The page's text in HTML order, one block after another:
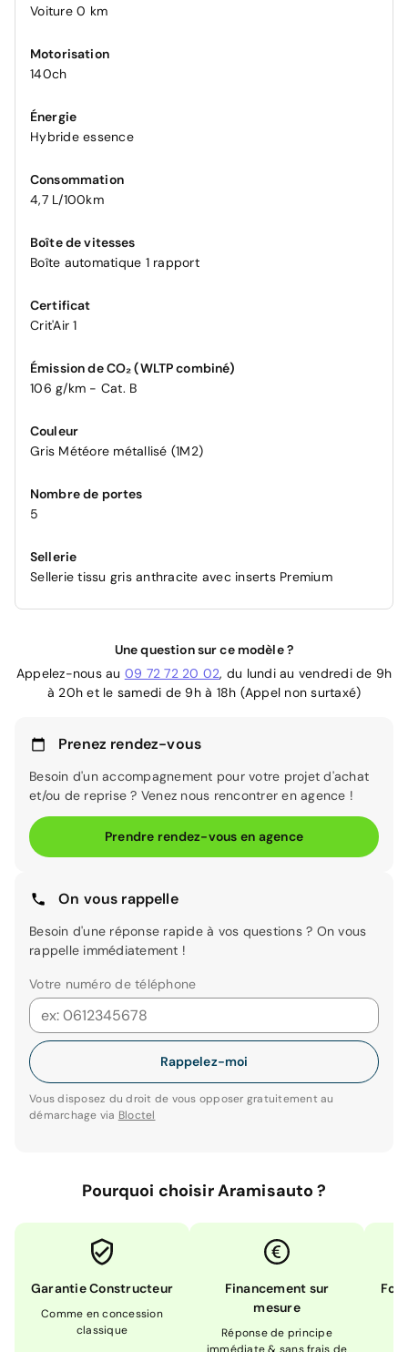
Voiture 0 km
Motorisation
140ch
Énergie
Hybride essence
Consommation
4,7 L/100km
Boîte de vitesses
Boîte automatique 1 rapport
Certificat
Crit'Air 1
Émission de CO₂ (WLTP combiné)
106 g/km - Cat. B
Couleur
Gris Météore métallisé (1M2)
Nombre de portes
5
Sellerie
Sellerie tissu gris anthracite avec inserts Premium
Une question sur ce modèle ?
Appelez-nous au 09 72 72 20 02, du lundi au vendredi de 9h
à 20h et le samedi de 9h à 18h (Appel non surtaxé)
Prenez rendez-vous
Besoin d'un accompagnement pour votre projet d'achat
et/ou de reprise ? Venez nous rencontrer en agence !
Prendre rendez-vous en agence
On vous rappelle
Besoin d'une réponse rapide à vos questions ? On vous
rappelle immédiatement !
Votre numéro de téléphone
Rappelez-moi
Vous disposez du droit de vous opposer gratuitement au
démarchage via Bloctel
Pourquoi choisir Aramisauto ?
Garantie Constructeur
Comme en concession
classique
Financement sur
mesure
Réponse de principe